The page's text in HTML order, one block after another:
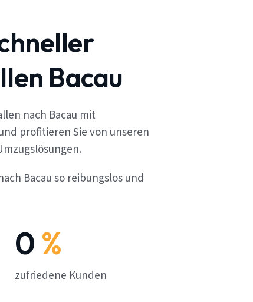
Bacau
nach Bacau mit
profitieren Sie von unseren
Bacau so reibungslos und
0 %
zufriedene Kunden